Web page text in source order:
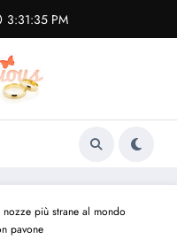
3:31:36 PM
nozze più strane al mondo
pavone